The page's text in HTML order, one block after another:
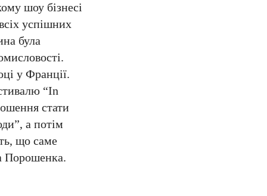
шоу бізнесі
успішних
була
у Франції.
“In
стати
а потім
що саме
Порошенка.